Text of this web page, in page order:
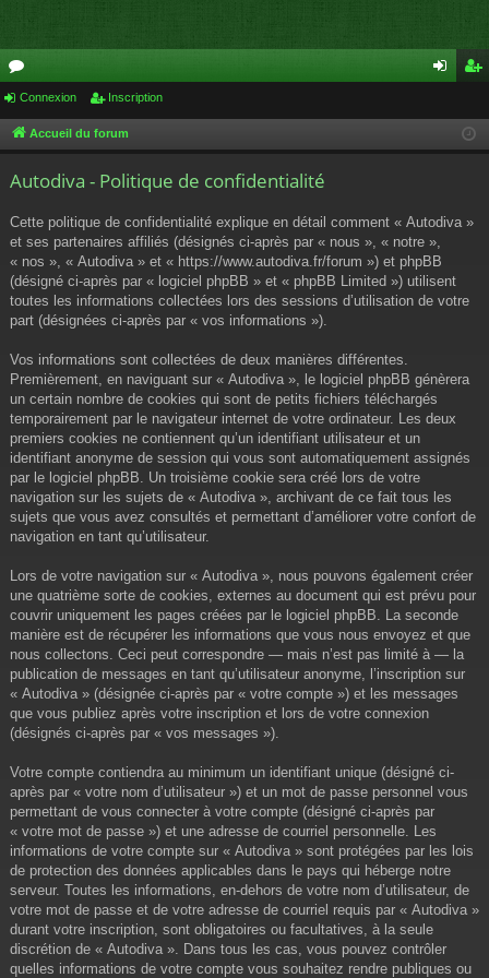
or
u cri
Connexion Inscription
Accueil du forum
Autodiva - Politique de confidentialité
Cette politique de confidentialité explique en détail comment « Autodiva »
et ses partenaires affiliés (désignés ci-après par « nous », « notre »,
« nos », « Autodiva » et « https://www.autodiva.fr/forum ») et phpBB
(désigné ci-après par « logiciel phpBB » et « phpBB Limited ») utilisent
toutes les informations collectées lors des sessions d’utilisation de votre
part (désignées ci-après par « vos informations »).
Vos informations sont collectées de deux manières différentes.
Premièrement, en naviguant sur « Autodiva », le logiciel phpBB génèrera
un certain nombre de cookies qui sont de petits fichiers téléchargés
temporairement par le navigateur internet de votre ordinateur. Les deux
premiers cookies ne contiennent qu’un identifiant utilisateur et un
identifiant anonyme de session qui vous sont automatiquement assignés
par le logiciel phpBB. Un troisième cookie sera créé lors de votre
navigation sur les sujets de « Autodiva », archivant de ce fait tous les
sujets que vous avez consultés et permettant d’améliorer votre confort de
navigation en tant qu’utilisateur.
Lors de votre navigation sur « Autodiva », nous pouvons également créer
une quatrième sorte de cookies, externes au document qui est prévu pour
couvrir uniquement les pages créées par le logiciel phpBB. La seconde
manière est de récupérer les informations que vous nous envoyez et que
nous collectons. Ceci peut correspondre — mais n’est pas limité à — la
publication de messages en tant qu’utilisateur anonyme, l’inscription sur
« Autodiva » (désignée ci-après par « votre compte ») et les messages
que vous publiez après votre inscription et lors de votre connexion
(désignés ci-après par « vos messages »).
Votre compte contiendra au minimum un identifiant unique (désigné ci-
après par « votre nom d’utilisateur ») et un mot de passe personnel vous
permettant de vous connecter à votre compte (désigné ci-après par
« votre mot de passe ») et une adresse de courriel personnelle. Les
informations de votre compte sur « Autodiva » sont protégées par les lois
de protection des données applicables dans le pays qui héberge notre
serveur. Toutes les informations, en-dehors de votre nom d’utilisateur, de
votre mot de passe et de votre adresse de courriel requis par « Autodiva »
durant votre inscription, sont obligatoires ou facultatives, à la seule
discrétion de « Autodiva ». Dans tous les cas, vous pouvez contrôler
quelles informations de votre compte vous souhaitez rendre publiques ou